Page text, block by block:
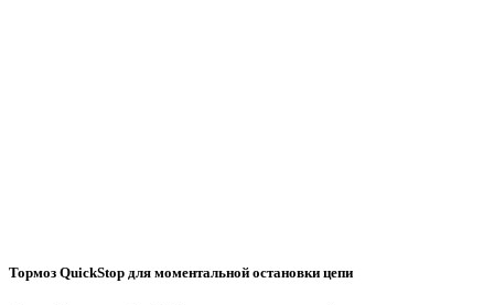
Тормоз QuickStop для моментальной остановки цепи